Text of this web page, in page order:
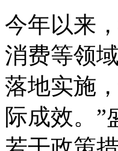
今年以来
消费等领
落地实施
际成效。”